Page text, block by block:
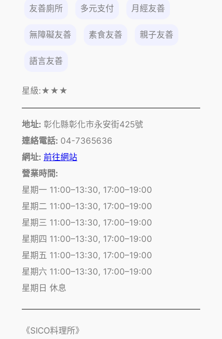
友善廁所 多元支付 月經友善
無障礙友善 素食友善 親子友善
語言友善
星級:★★★
地址: 彰化縣彰化市永安街425號
連絡電話: 04-7365636
網址: 前往網站
營業時間:
星期一 11:00–13:30, 17:00–19:00
星期二 11:00–13:30, 17:00–19:00
星期三 11:00–13:30, 17:00–19:00
星期四 11:00–13:30, 17:00–19:00
星期五 11:00–13:30, 17:00–19:00
星期六 11:00–13:30, 17:00–19:00
星期日 休息
《SICO料理所》